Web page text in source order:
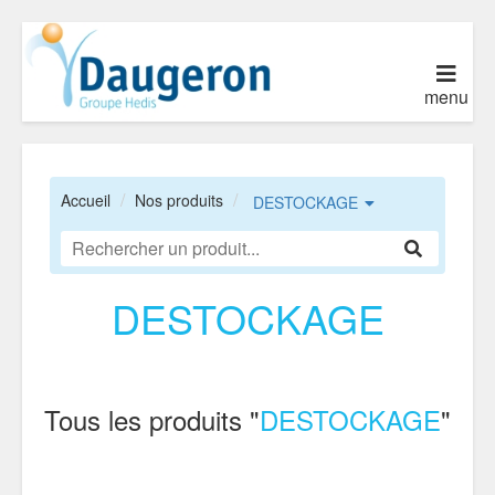
menu
Accueil Nos produits DESTOCKAGE
DESTOCKAGE
Tous les produits "DESTOCKAGE"